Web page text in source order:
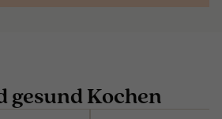
gesund Kochen